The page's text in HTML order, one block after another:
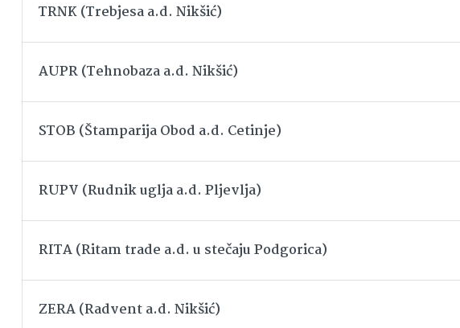
TRNK (Trebjesa a.d. Nikšić)
AUPR (Tehnobaza a.d. Nikšić)
STOB (Štamparija Obod a.d. Cetinje)
RUPV (Rudnik uglja a.d. Pljevlja)
RITA (Ritam trade a.d. u stečaju Podgorica)
ZERA (Radvent a.d. Nikšić)